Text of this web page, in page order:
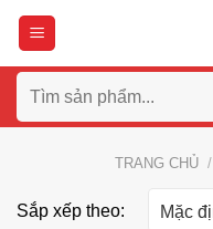
Bỏ
nội
dung
kiếm:
TRANG CHỦ /
Sắp xếp theo: